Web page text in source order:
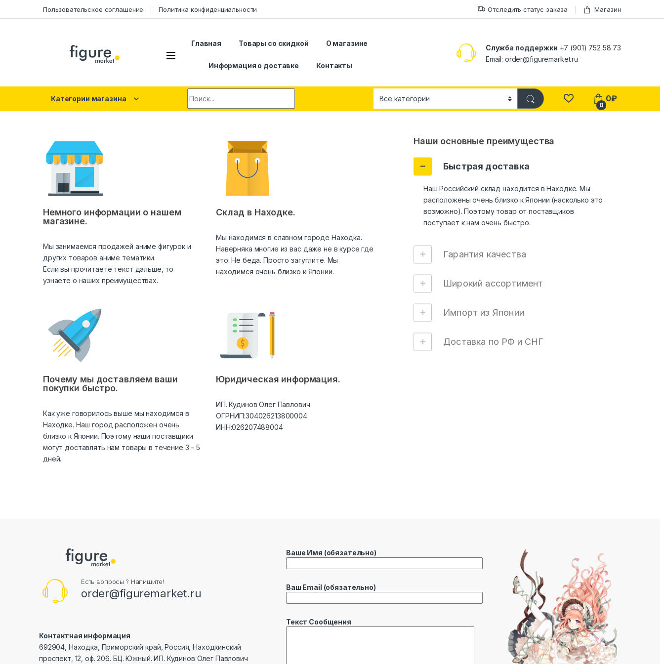
Пользовательское соглашение Политика конфиденциальности Отследить статус заказа Магазин
Главная Товары со скидкой О магазине
Информация о доставке Контакты
Служба поддержки +7 (901) 752 58 73
Email: order@figuremarket.ru
Категории магазина
0
0₽
Немного информации о нашем
магазине.
Мы занимаемся продажей аниме фигурок и
других товаров аниме тематики.
Если вы прочитаете текст дальше, то
узнаете о наших преимуществах.
Склад в Находке.
Мы находимся в славном городе Находка.
Наверняка многие из вас даже не в курсе где
это. Не беда. Просто загуглите. Мы
находимся очень близко к Японии.
Почему мы доставляем ваши
покупки быстро.
Как уже говорилось выше мы находимся в
Находке. Наш город расположен очень
близко к Японии. Поэтому наши поставщики
могут доставлять нам товары в течение 3 – 5
дней.
Юридическая информация.
ИП. Кудинов Олег Павлович
ОГРНИП:304026213800004
ИНН:026207488004
Наши основные преимущества
Быстрая доставка
Наш Российский склад находится в Находке. Мы
расположены очень близко к Японии (насколько это
возможно). Поэтому товар от поставщиков
поступает к нам очень быстро.
Гарантия качества
Широкий ассортимент
Импорт из Японии
Доставка по РФ и СНГ
Есть вопросы ? Напишите!
order@figuremarket.ru
Контактная информация
692904, Находка, Приморский край, Россия, Находкинский
проспект, 12, оф. 206. БЦ. Южный. ИП. Кудинов Олег Павлович
Ваше Имя (обязательно)
Ваш Email (обязательно)
Текст Сообщения